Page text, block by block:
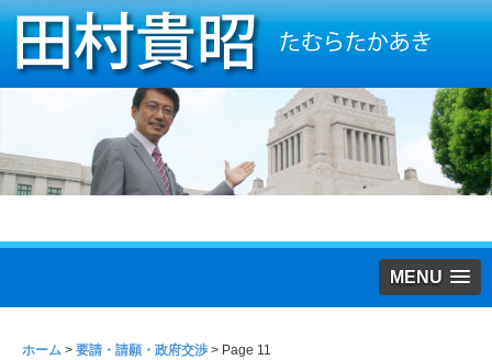
MENU
ホーム > 要請・請願・政府交渉 > Page 11